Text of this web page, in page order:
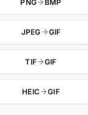
PNG BMP
JPEG GIF
TIF GIF
HEIC GIF